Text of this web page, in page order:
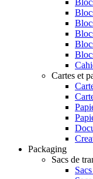
Cartes et
Packaging
Sacs de